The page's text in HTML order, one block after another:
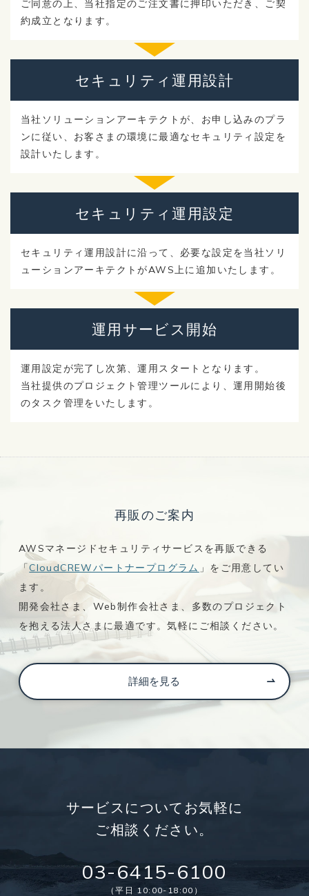
ご同意の上、当社指定のご注文書に押印いただき、ご契
約成立となります。
セキュリティ運用設計
当社ソリューションアーキテクトが、お申し込みのプラ
ンに従い、お客さまの環境に最適なセキュリティ設定を
設計いたします。
セキュリティ運用設定
セキュリティ運用設計に沿って、必要な設定を当社ソリ
ューションアーキテクトがAWS上に追加いたします。
運用サービス 開始
運用設定が完了し次第、運用スタートとなります。
当社提供のプロジェクト管理ツールにより、運用開始後
のタスク管理をいたします。
再販のご案内
AWSマネージドセキュリティサービスを再販できる
「CloudCREWパートナープログラム 」をご用意してい
ます。
開発会社さま、Web制作会社さま、多数のプロジェクト
を抱える法人さまに最適です。気軽にご相談ください。
詳細を見る
サービスについてお気軽に
ご相談ください。
03-6415-6100
（平日 10:00-18:00）